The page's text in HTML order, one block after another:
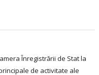
Înregistrării de Stat la
de activitate ale